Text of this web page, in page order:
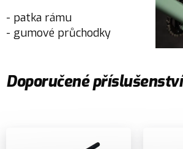
- patka rámu
- gumové průchodky
Doporučené příslušenství